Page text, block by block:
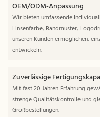
OEM/ODM-Anpassung
Wir bieten umfassende
Linsenfarbe, Bandmuster,
unseren Kunden ermöglichen,
entwickeln.
Zuverlässige
Mit fast 20 Jahren Erfahrung
strenge Qualitätskontrolle und
Großbestellungen.